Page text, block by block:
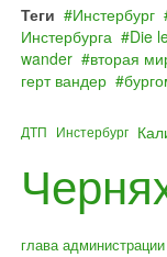
Теги
Инстербург
Инстербурга
Die
wander
вторая
герт вандер
ДТП Инстербург
глава администрации